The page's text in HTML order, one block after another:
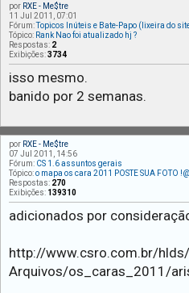
por RXE - Me$tre
11 Jul 2011, 07:01
Fórum:Topicos Inúteis e Bate-Papo (lixeira do
Tópico: Rank Nao foi atualizado hj ?
Respostas: 2
Exibições:3734
isso mesmo.
banido por 2 semanas.
por RXE - Me$tre
07 Jul 2011, 14:56
Fórum: CS 1.6 assuntos gerais
Tópico:o mapa os cara 2011 POSTE SUA FOTO
Respostas: 270
Exibições: 139310
adicionados por
http://www.csro.com.br/
Arquivos/os_caras_2011/